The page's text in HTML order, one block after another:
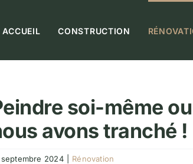
ACCUEIL CONSTRUCTION
soi-même
avons tranché !
septembre 2024 Rénovation